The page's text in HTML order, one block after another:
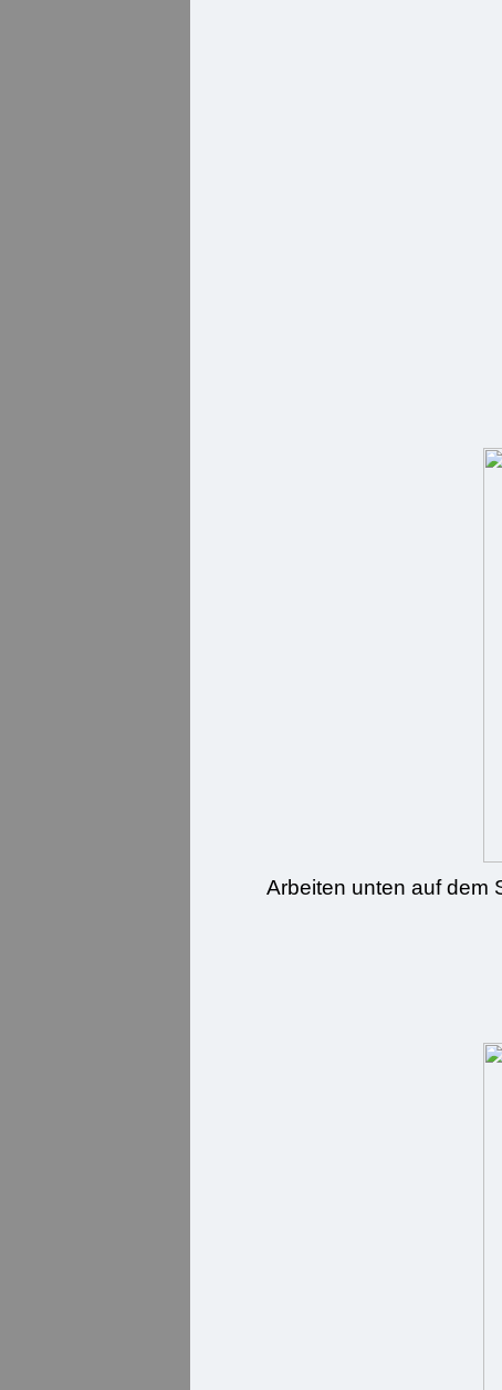
Arbeiten unten auf dem